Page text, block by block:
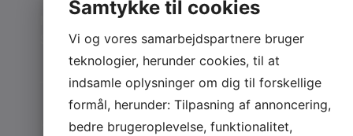
Kundedialog
kontaktflader.
tekniske og
forretningsmæssige
emner mere
overskuelige
gennem
bruger
til mere end
kontakt
31. marts
2026
Samtykke til cookies
Vi og vores samarbejdspartnere bruger
teknologier, herunder cookies, til at
indsamle oplysninger om dig til forskellige
formål, herunder: Tilpasning af annoncering,
bedre brugeroplevelse, funktionalitet,